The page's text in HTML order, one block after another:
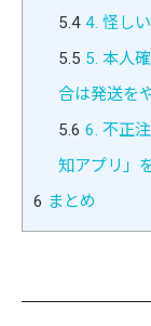
5.44. 怪し
5.5 5. 本人
合は発送を
5.6 6. 不正
知アプリ」
6 まとめ